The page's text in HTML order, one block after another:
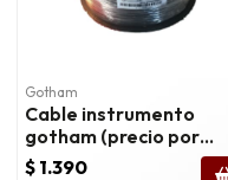
Gotham
Cable instrumento
gotham (precio por
metro)
$ 1.390